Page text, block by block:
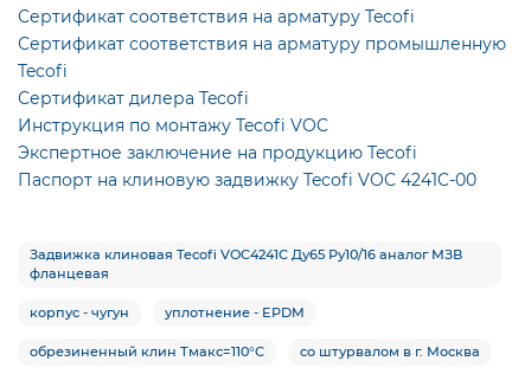
Сертификат соответствия на арматуру Tecofi
Сертификат соответствия на арматуру промышленную
Tecofi
Сертификат дилера Tecofi
Инструкция по монтажу Tecofi VOC
Экспертное заключение на продукцию Tecofi
Паспорт на клиновую задвижку Tecofi VOC 4241C-00
Задвижка клиновая Tecofi VOC4241C Ду65 Ру10/16 аналог МЗВ
фланцевая
корпус - чугун уплотнение - EPDM
обрезиненный клин Тмакс=110°С со штурвалом в г. Москва